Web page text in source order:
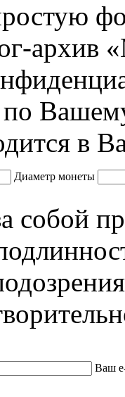
архив
по
в
Диаметр монеты
собой
Ваш